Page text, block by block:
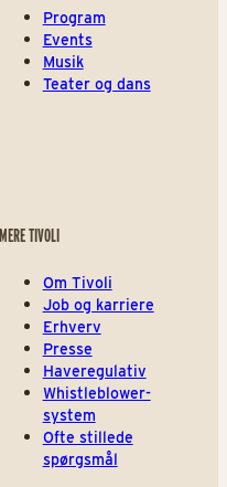
Program
Events
Musik
Teater og dans
MERE TIVOLI
Om Tivoli
Job og karriere
Erhverv
Presse
Haveregulativ
Whistleblower-
system
Ofte stillede
spørgsmål